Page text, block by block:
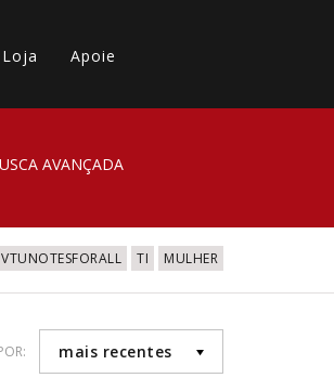
Loja Apoie
AVANÇADA
VTUNOTESFORALL TI MULHER
mais recentes